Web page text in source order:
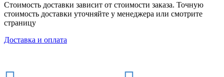
Стоимость доставки зависит от стоимости заказа. Точную
стоимость доставки уточняйте у менеджера или смотрите
страницу
Доставка и оплата